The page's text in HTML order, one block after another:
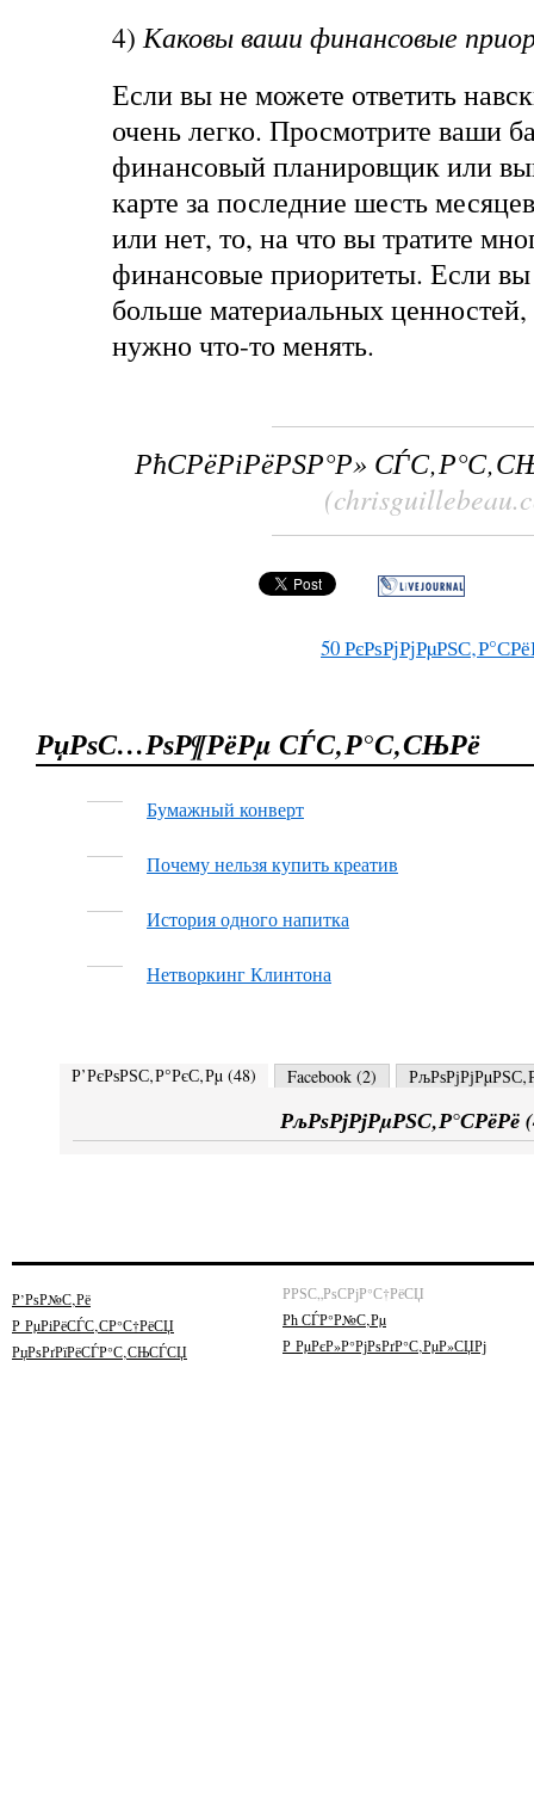
4)Каковы ваши финансовые
Если вы не можете ответить
очень легко. Просмотрите ваши
финансовый планировщик или
карте за последние шесть
или нет, то, на что вы тратите
финансовые приоритеты. Если
больше материальных
нужно что-то менять.
РћСРёРіРёРЅР°Р»
50
РџРѕС…РѕР¶РёРµ СЃС‚Р°С‚СЊРё
Бумажный конверт
Почему нельзя купить креатив
История одного напитка
Нетворкинг Клинтона
Р’РєРѕРЅС‚Р°РєС‚Рµ (48) Facebook (2)
РљРѕРјРјРµРЅС‚Р°СРёРё (
Р’РѕР№С‚Рё
Р РµРіРёСЃС‚СР°С†РёСЏ
РџРѕРґРїРёСЃР°С‚СЊСЃСЏ
РРЅС„РѕСРјР°С†РёСЏ
Рћ СЃР°Р№С‚Рµ
Р РµРєР»Р°РјРѕРґР°С‚РµР»СЏРј